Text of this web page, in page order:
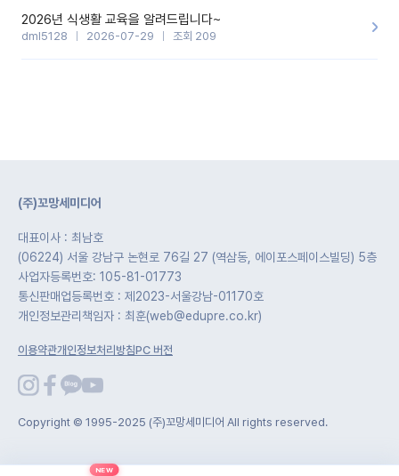
2026년 식생활 교육을 알려드립니다~
dml5128 2026-07-29 조회 209
(주)꼬망세미디어
대표이사 : 최남호
(06224) 서울 강남구 논현로 76길 27 (역삼동, 에이포스페이스빌딩) 5층
사업자등록번호: 105-81-01773
통신판매업등록번호 : 제2023-서울강남-01170호
개인정보관리책임자 : 최훈(web@edupre.co.kr)
이용약관개인정보처리방침PC 버전
Copyright © 1995-2025 (주)꼬망세미디어 All rights reserved.
NEW